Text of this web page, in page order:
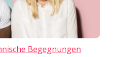
Begegnungen